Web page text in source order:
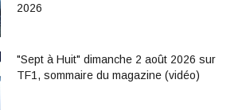
2026
"Sept à Huit" dimanche 2 août 2026 sur
TF1, sommaire du magazine (vidéo)